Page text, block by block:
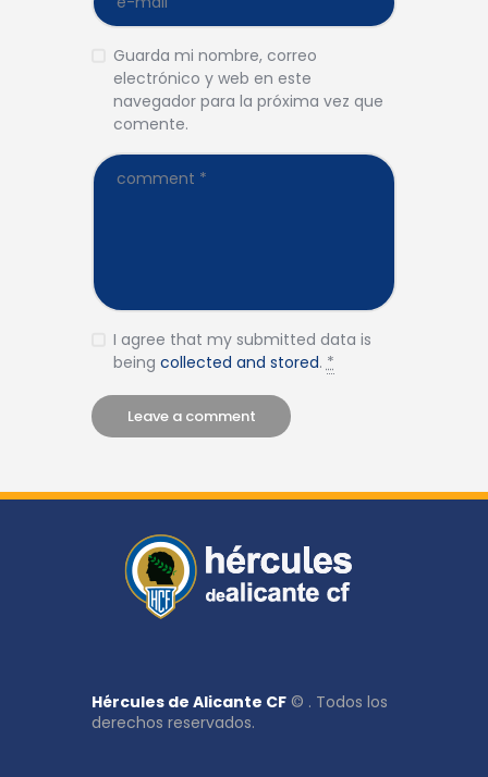
Guarda mi nombre, correo
electrónico y web en este
navegador para la próxima vez que
comente.
I agree that my submitted data is
being collected and stored.*
Hércules de Alicante CF © . Todos los
derechos reservados.